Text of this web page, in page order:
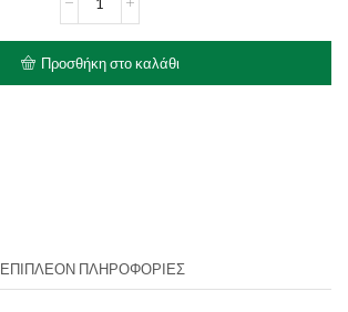
CANIN
Management
Gravy
Προσθήκη στο καλάθι
ΕΠΙΠΛΈΟΝ ΠΛΗΡΟΦΟΡΊΕΣ